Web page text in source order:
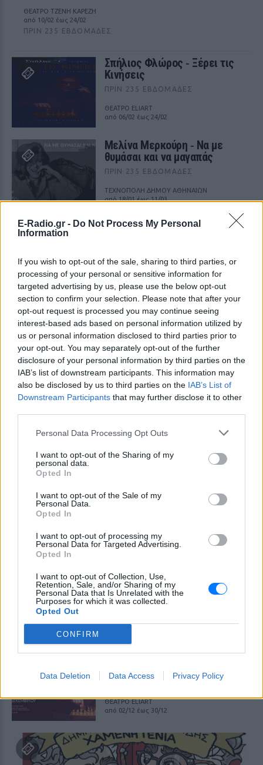
E-Radio.gr - Do Not Process My Personal
Information
If you wish to opt-out of the sale, sharing to third parties, or
processing of your personal or sensitive information for
targeted advertising by us, please use the below opt-out
section to confirm your selection. Please note that after your
opt-out request is processed you may continue seeing
interest-based ads based on personal information utilized by
us or personal information disclosed to third parties prior to
your opt-out. You may separately opt-out of the further
disclosure of your personal information by third parties on the
IAB’s list of downstream participants. This information may
also be disclosed by us to third parties on the IAB’s List of
Downstream Participants that may further disclose it to other
Personal Data Processing Opt Outs
I want to opt-out of the Sharing of my
personal data.
Opted In
I want to opt-out of the Sale of my
Personal Data.
Opted In
I want to opt-out of processing my
Personal Data for Targeted Advertising.
Opted In
I want to opt-out of Collection, Use,
Retention, Sale, and/or Sharing of my
Personal Data that Is Unrelated with the
Purposes for which it was collected.
Opted Out
CONFIRM
Data Deletion Data Access Privacy Policy
ΘΕΑΤΡΟ ΤΖΕΝΗ ΚΑΡΕΖΗ
από 10/02 έως 24/02
ΠΡΙΝ 235 ΕΒΔΟΜΆΔΕΣ
Σπήλιος Φλώρος ‑ Ξέρει τις
Κινήσεις
ΠΡΙΝ 235 ΕΒΔΟΜΆΔΕΣ
ΘΕΑΤΡΟ ELIART
από 06/02 έως 24/02
Μελίνα Μερκούρη ‑ Να με
θυμάσαι και να μαγαπάς
ΠΡΙΝ 235 ΕΒΔΟΜΆΔΕΣ
ΤΕΧΝΟΠΟΛΗ ΔΗΜΟΥ ΑΘΗΝΑΙΩΝ
από 18/01 έως 11/03
Ειδύλλια οδός Eidylliaodos
ΤΕΧΝΟΠΟΛΗ ΔΗΜΟΥ ΑΘΗΝΑΙΩΝ
από 18/01 έως 06/03
ΠΡΙΝ 244 ΕΒΔΟΜΆΔΕΣ
Ροκσταριλικια
13/12
1821‑2021 Διακόσια Χρόνια
Δανεικά
ΠΡΙΝ 244 ΕΒΔΟΜΆΔΕΣ
Σπήλιος Φλώρος ‑ Ξέρω τις
ΠΡΙΝ 244 ΕΒΔΟΜΆΔΕΣ
ΘΕΑΤΡΟ ELIART
από 02/12 έως 30/12